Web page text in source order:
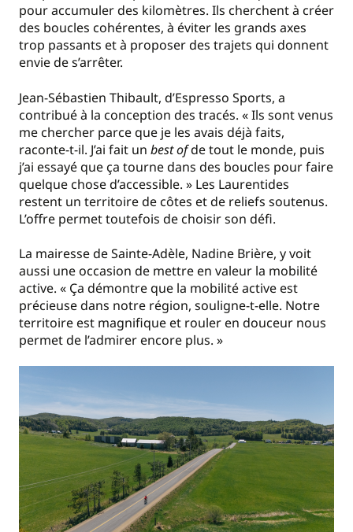
pour accumuler des kilomètres. Ils cherchent à créer
des boucles cohérentes, à éviter les grands axes
trop passants et à proposer des trajets qui donnent
envie de s’arrêter.
Jean-Sébastien Thibault, d’Espresso Sports, a
contribué à la conception des tracés. « Ils sont venus
me chercher parce que je les avais déjà faits,
raconte-t-il. J’ai fait un best ofde tout le monde, puis
j’ai essayé que ça tourne dans des boucles pour faire
quelque chose d’accessible. » Les Laurentides
restent un territoire de côtes et de reliefs soutenus.
L’offre permet toutefois de choisir son défi.
La mairesse de Sainte-Adèle, Nadine Brière, y voit
aussi une occasion de mettre en valeur la mobilité
active. « Ça démontre que la mobilité active est
précieuse dans notre région, souligne-t-elle. Notre
territoire est magnifique et rouler en douceur nous
permet de l’admirer encore plus. »